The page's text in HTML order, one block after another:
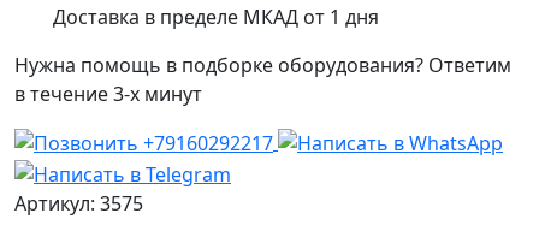
Доставка в пределе МКАД от 1 дня
Нужна помощь в подборке оборудования? Ответим
в течение 3-х минут
Артикул: 3575